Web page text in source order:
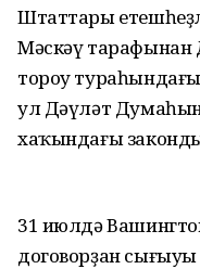
Штаттары
Мәскәү
тороу
ул Дәүләт
хаҡындағы
31 июлдә
договорҙан